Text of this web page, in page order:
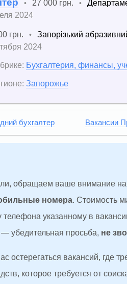
• 27 000 грн. •
2024
грн. •
Запорізький
2024
Бухгалтерия, финансы,
Запорожье
бухгалтер Вакансии
обращаем ваше внимание
номера. Стоимость
указанному в
убедительная просьба, не
остерегаться вакансий, где
которое требуется от